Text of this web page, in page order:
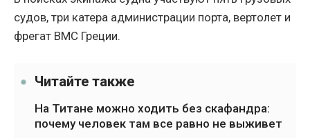
судов, три катера администрации порта, вертолет и
фрегат ВМС Греции.
Читайте также
На Титане можно ходить без скафандра:
почему человек там все равно не выживет